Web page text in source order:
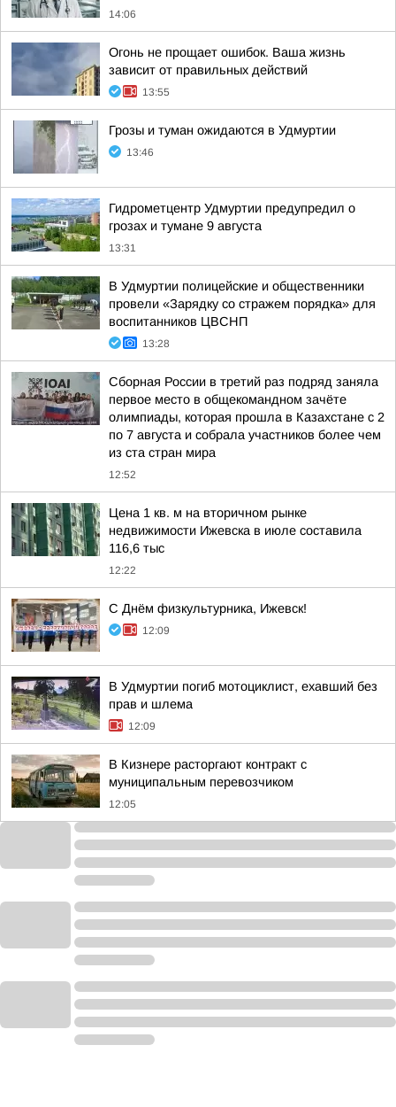
14:06
Огонь не прощает ошибок. Ваша жизнь
зависит от правильных действий
13:55
Грозы и туман ожидаются в Удмуртии
13:46
Гидрометцентр Удмуртии предупредил о
грозах и тумане 9 августа
13:31
В Удмуртии полицейские и общественники
провели «Зарядку со стражем порядка» для
воспитанников ЦВСНП
13:28
Сборная России в третий раз подряд заняла
первое место в общекомандном зачёте
олимпиады, которая прошла в Казахстане с 2
по 7 августа и собрала участников более чем
из ста стран мира
12:52
Цена 1 кв. м на вторичном рынке
недвижимости Ижевска в июле составила
116,6 тыс
12:22
С Днём физкультурника, Ижевск!
12:09
В Удмуртии погиб мотоциклист, ехавший без
прав и шлема
12:09
В Кизнере расторгают контракт с
муниципальным перевозчиком
12:05